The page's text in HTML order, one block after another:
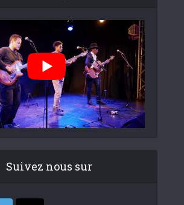
Suivez nous sur